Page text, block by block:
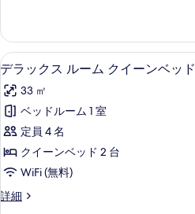
の
写
真
を
表
示
す
る
ー
ム
ク
イ
ー
ン
ベ
ッ
ド
シ
ョ
ナ
ル
ー
ム
ク
イ
ー
ン
ベ
デ
ラ
ッ
ク
ス
ル
ム
高
7
デラックス ルーム クイーンベッ
33 ㎡
ベッドルーム 1 室
定員 4 名
クイーンベッド 2 台
WiFi (無料)
詳細
デ